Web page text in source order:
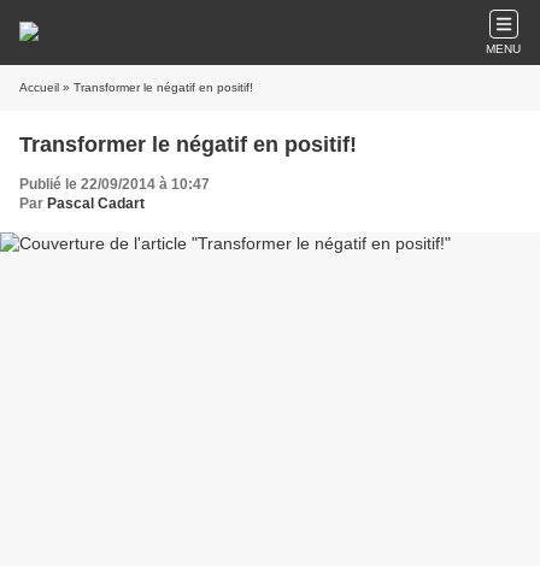
MENU
Accueil » Transformer le négatif en positif!
Transformer le négatif en positif!
Publié le 22/09/2014 à 10:47
Par Pascal Cadart